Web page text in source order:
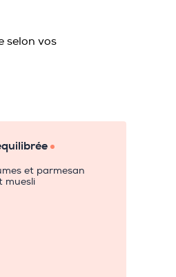
selon vos
et parmesan
muesli